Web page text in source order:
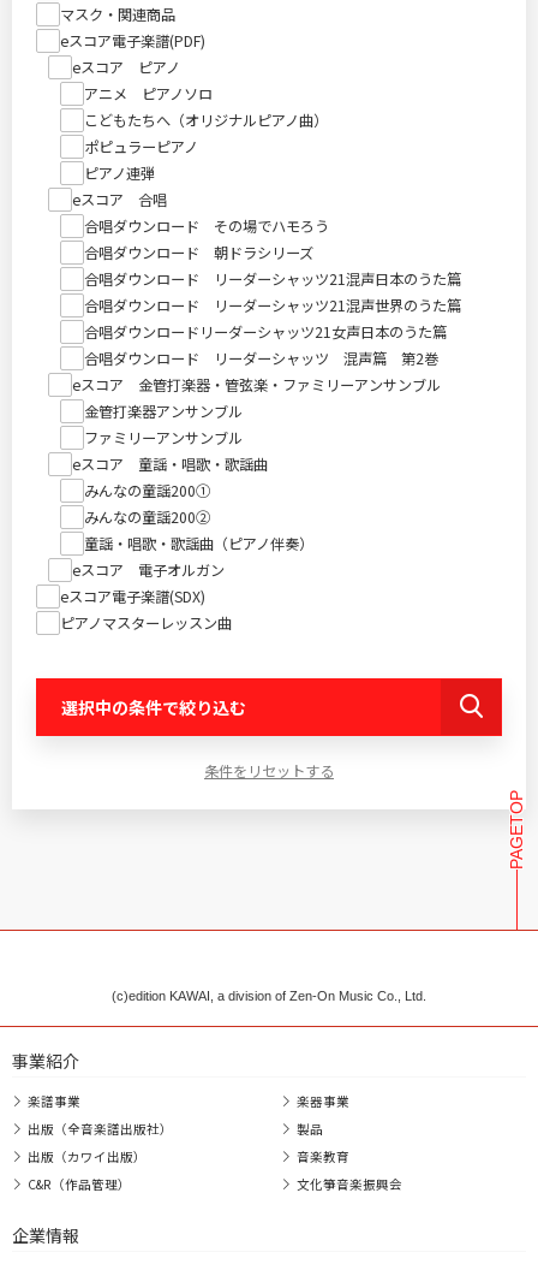
マスク・関連商品
eスコア電子楽譜(PDF)
eスコア ピアノ
アニメ ピアノソロ
こどもたちへ（オリジナルピアノ曲）
ポピュラーピアノ
ピアノ連弾
eスコア 合唱
合唱ダウンロード その場でハモろう
合唱ダウンロード 朝ドラシリーズ
合唱ダウンロード リーダーシャッツ21混声日本のうた篇
合唱ダウンロード リーダーシャッツ21混声世界のうた篇
合唱ダウンロードリーダーシャッツ21女声日本のうた篇
合唱ダウンロード リーダーシャッツ 混声篇 第2巻
eスコア 金管打楽器・管弦楽・ファミリーアンサンブル
金管打楽器アンサンブル
ファミリーアンサンブル
eスコア 童謡・唱歌・歌謡曲
みんなの童謡200①
みんなの童謡200②
童謡・唱歌・歌謡曲（ピアノ伴奏）
eスコア 電子オルガン
eスコア電子楽譜(SDX)
ピアノマスターレッスン曲
選択中の条件で絞り込む
条件をリセットする
PAGETOP
(c)edition KAWAI, a division of Zen-On Music Co., Ltd.
事業紹介
楽譜事業
出版（全音楽譜出版社）
出版（カワイ出版）
C&R（作品管理）
楽器事業
製品
音楽教育
文化箏音楽振興会
企業情報